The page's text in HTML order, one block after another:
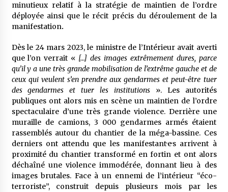
minutieux relatif à la stratégie de maintien de l’ordre
déployée ainsi que le récit précis du déroulement de la
manifestation.
Dès le 24 mars 2023, le ministre de l’Intérieur avait averti
que l’on verrait « […] des images extrêmement dures, parce
qu’il y a une très grande mobilisation de l’extrême gauche et de
ceux qui veulent s’en prendre aux gendarmes et peut-être tuer
des gendarmes et tuer les institutions ». Les autorités
publiques ont alors mis en scène un maintien de l’ordre
spectaculaire d’une très grande violence. Derrière une
muraille de camions, 3 000 gendarmes armés étaient
rassemblés autour du chantier de la méga-bassine. Ces
derniers ont attendu que les manifestant·e·s arrivent à
proximité du chantier transformé en fortin et ont alors
déchaîné une violence immodérée, donnant lieu à des
images brutales. Face à un ennemi de l’intérieur “éco-
terroriste”, construit depuis plusieurs mois par les